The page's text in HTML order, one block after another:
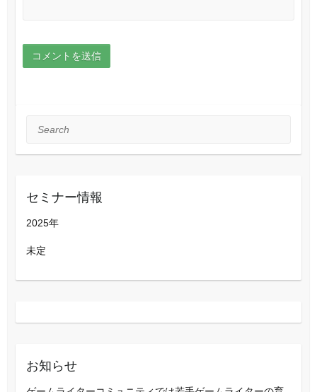
Search
セミナー情報
2025年
未定
お知らせ